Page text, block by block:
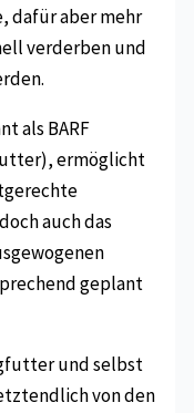
dafür aber mehr
verderben und
als BARF
ermöglicht
auch das
geplant
und selbst
von den